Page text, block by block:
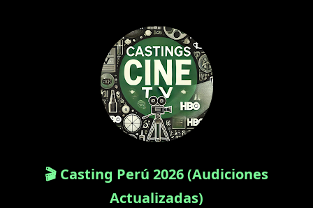
🎬 Casting Perú 2026 (Audiciones
Actualizadas)